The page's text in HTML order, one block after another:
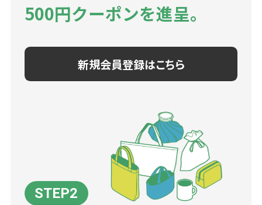
500円クーポンを進呈。
新規会員登録はこちら